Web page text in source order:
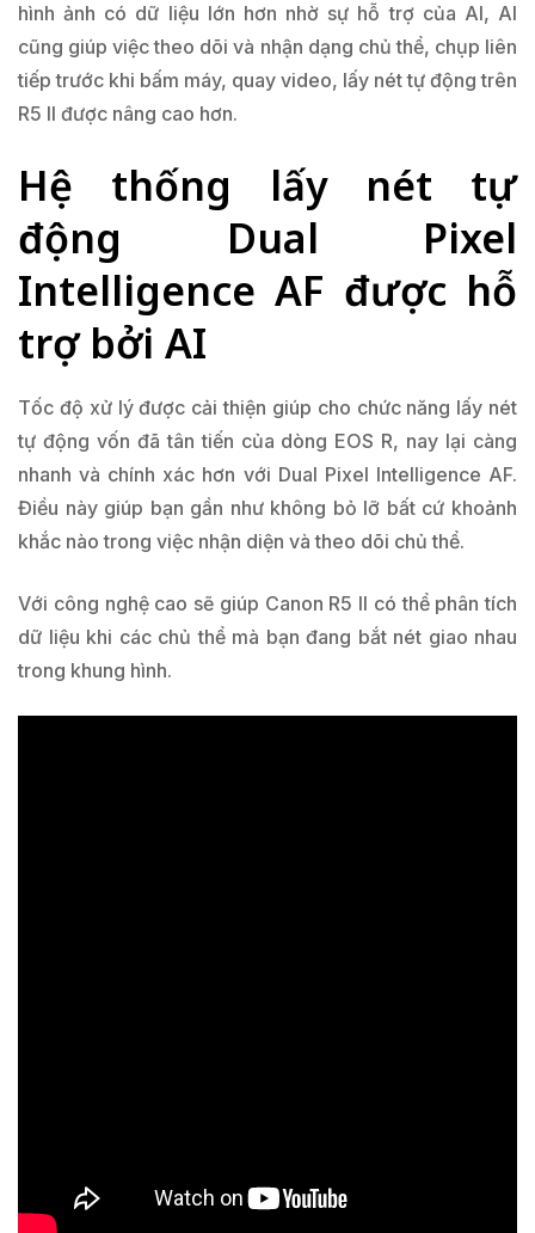
hình ảnh có dữ liệu lớn hơn nhờ sự hỗ trợ của AI, AI
cũng giúp việc theo dõi và nhận dạng chủ thể, chụp liên
tiếp trước khi bấm máy, quay video, lấy nét tự động trên
R5 II được nâng cao hơn.
Hệ thống lấy nét tự
động Dual Pixel
Intelligence AF được hỗ
trợ bởi AI
Tốc độ xử lý được cải thiện giúp cho chức năng lấy nét
tự động vốn đã tân tiến của dòng EOS R, nay lại càng
nhanh và chính xác hơn với Dual Pixel Intelligence AF.
Điều này giúp bạn gần như không bỏ lỡ bất cứ khoảnh
khắc nào trong việc nhận diện và theo dõi chủ thể.
Với công nghệ cao sẽ giúp Canon R5 II có thể phân tích
dữ liệu khi các chủ thể mà bạn đang bắt nét giao nhau
trong khung hình.